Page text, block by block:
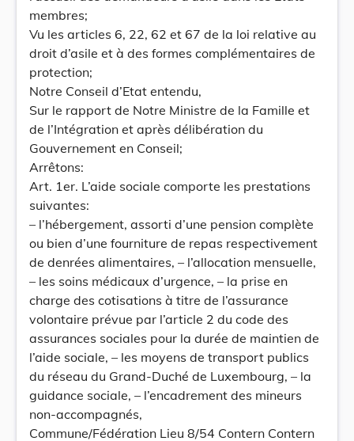
membres;
Vu les articles 6, 22, 62 et 67 de la loi relative au
droit d’asile et à des formes complémentaires de
protection;
Notre Conseil d’Etat entendu,
Sur le rapport de Notre Ministre de la Famille et
de l’Intégration et après délibération du
Gouvernement en Conseil;
Arrêtons:
Art. 1er. L’aide sociale comporte les prestations
suivantes:
– l’hébergement, assorti d’une pension complète
ou bien d’une fourniture de repas respectivement
de denrées alimentaires, – l’allocation mensuelle,
– les soins médicaux d’urgence, – la prise en
charge des cotisations à titre de l’assurance
volontaire prévue par l’article 2 du code des
assurances sociales pour la durée de maintien de
l’aide sociale, – les moyens de transport publics
du réseau du Grand-Duché de Luxembourg, – la
guidance sociale, – l’encadrement des mineurs
non-accompagnés,
Commune/Fédération Lieu 8/54 Contern Contern